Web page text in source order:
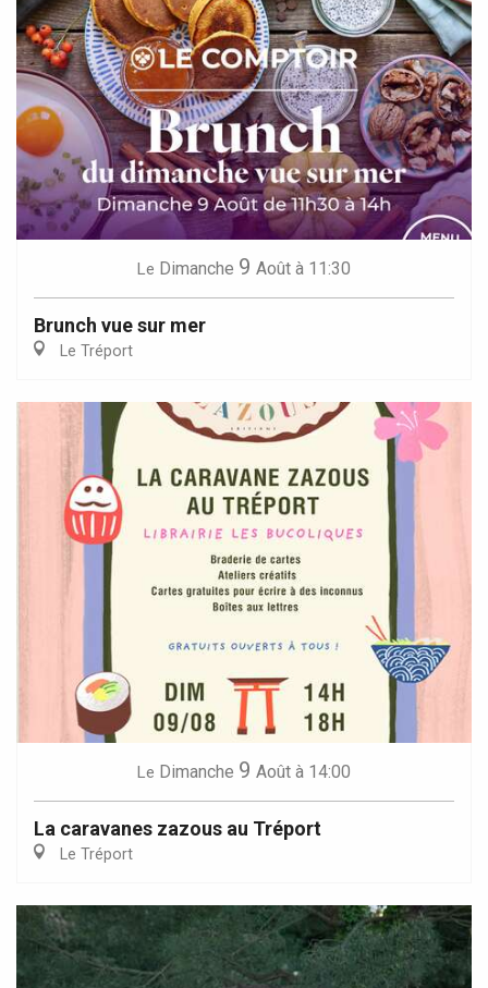
Le Dimanche 9 Août à 11:30
Brunch vue sur mer
Le Tréport
Le Dimanche 9 Août à 14:00
La caravanes zazous au Tréport
Le Tréport